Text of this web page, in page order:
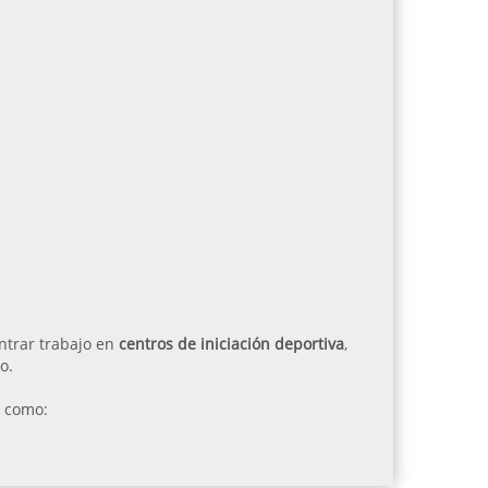
trabajo en centros de iniciación deportiva,